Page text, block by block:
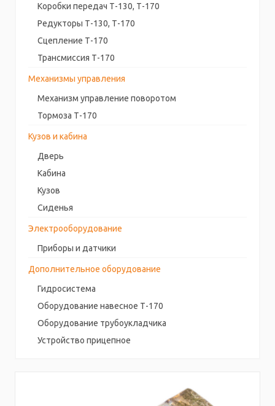
Коробки передач Т-130, Т-170
Редукторы Т-130, Т-170
Сцепление Т-170
Трансмиссия Т-170
Механизмы управления
Механизм управление поворотом
Тормоза Т-170
Кузов и кабина
Дверь
Кабина
Кузов
Сиденья
Электрооборудование
Приборы и датчики
Дополнительное оборудование
Гидросистема
Оборудование навесное Т-170
Оборудование трубоукладчика
Устройство прицепное